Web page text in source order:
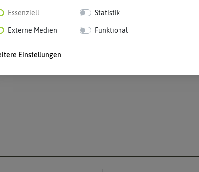
Essenziell Statistik
Externe Medien Funktional
Einstellungen